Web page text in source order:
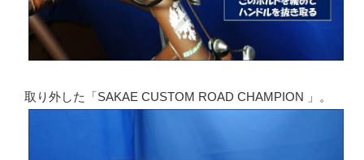
取り外した「SAKAE CUSTOM ROAD CHAMPION 」。